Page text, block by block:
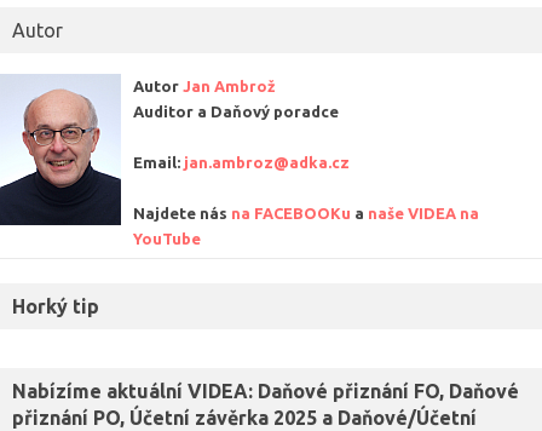
Autor
Autor Jan Ambrož
Auditor a Daňový poradce
Email: jan.ambroz@adka.cz
Najdete nás na FACEBOOKu a naše VIDEA na
YouTube
Horký tip
Nabízíme aktuální VIDEA: Daňové přiznání FO, Daňové
přiznání PO, Účetní závěrka 2025 a Daňové/Účetní